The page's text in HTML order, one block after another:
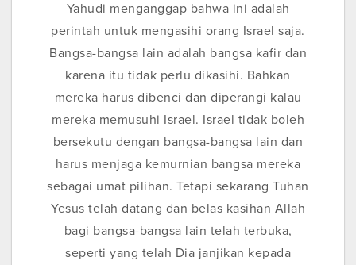
Yahudi menganggap bahwa ini adalah
perintah untuk mengasihi orang Israel saja.
Bangsa-bangsa lain adalah bangsa kafir dan
karena itu tidak perlu dikasihi. Bahkan
mereka harus dibenci dan diperangi kalau
mereka memusuhi Israel. Israel tidak boleh
bersekutu dengan bangsa-bangsa lain dan
harus menjaga kemurnian bangsa mereka
sebagai umat pilihan. Tetapi sekarang Tuhan
Yesus telah datang dan belas kasihan Allah
bagi bangsa-bangsa lain telah terbuka,
seperti yang telah Dia janjikan kepada